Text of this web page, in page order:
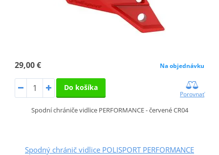
29,00 € Na objednávku
Do košíka
Porovnať
Spodní chrániče vidlice PERFORMANCE - červené CR04
Spodný chránič vidlice POLISPORT PERFORMANCE